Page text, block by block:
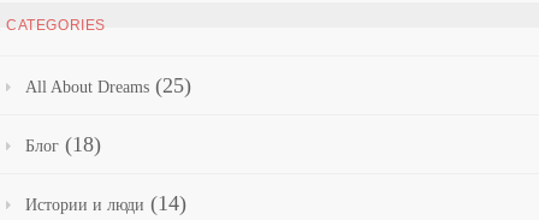
CATEGORIES
All About Dreams (25)
Блог (18)
Истории и люди (14)